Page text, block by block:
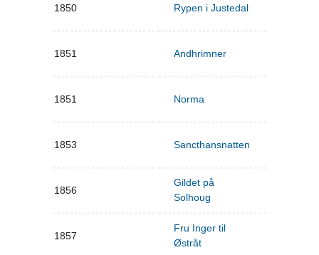
1850 Rypen i Justedal
1851 Andhrimner
1851 Norma
1853 Sancthansnatten
1856
Gildet på
Solhoug
1857
Fru Inger til
Østråt